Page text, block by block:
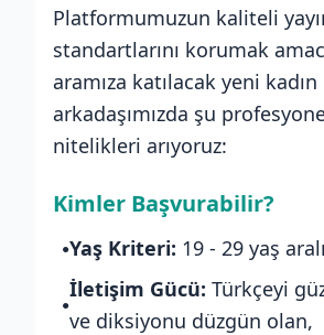
Platformumuzun kaliteli
standartlarını korumak
aramıza katılacak yeni kadın
arkadaşımızda şu
nitelikleri arıyoruz:
Kimler Başvurabilir?
●Yaş Kriteri: 19 - 29 yaş
●
İletişim Gücü: Türkçeyi
ve diksiyonu düzgün olan,